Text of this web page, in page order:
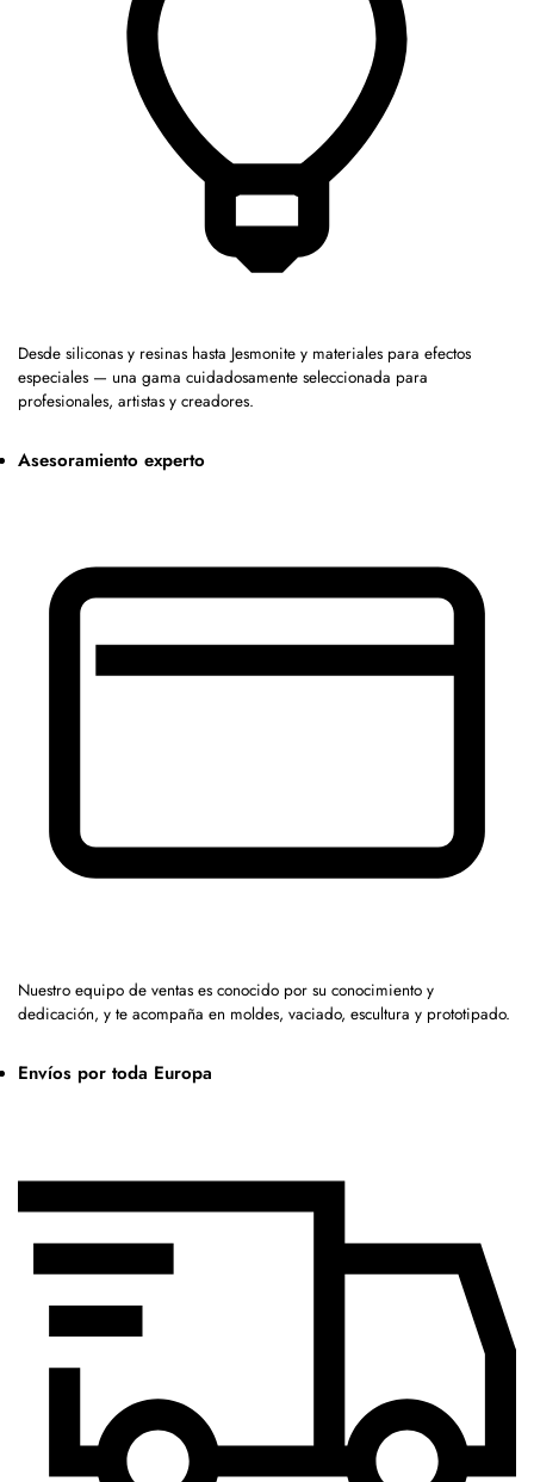
Desde siliconas y resinas hasta Jesmonite y materiales para efectos
especiales — una gama cuidadosamente seleccionada para
profesionales, artistas y creadores.
Asesoramiento experto
Nuestro equipo de ventas es conocido por su conocimiento y
dedicación, y te acompaña en moldes, vaciado, escultura y prototipado.
Envíos por toda Europa